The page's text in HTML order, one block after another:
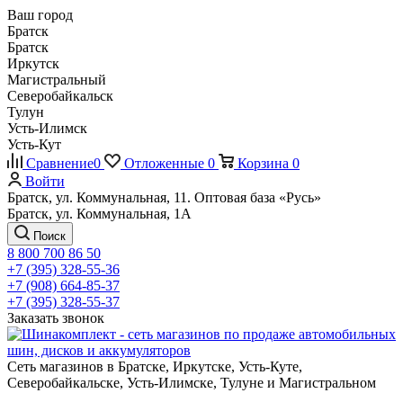
Ваш город
Братск
Братск
Иркутск
Магистральный
Северобайкальск
Тулун
Усть-Илимск
Усть-Кут
Сравнение0 Отложенные 0 Корзина 0
Войти
Братск, ул. Коммунальная, 11. Оптовая база «Русь»
Братск, ул. Коммунальная, 1А
Поиск
8 800 700 86 50
+7 (395) 328-55-36
+7 (908) 664-85-37
+7 (395) 328-55-37
Заказать звонок
Сеть магазинов в Братске, Иркутске, Усть-Куте,
Северобайкальске, Усть-Илимске, Тулуне и Магистральном